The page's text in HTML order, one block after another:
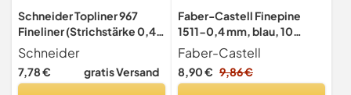
Schneider Topliner 967
Fineliner (Strichstärke 0,4
mm) 10er Etui sortiert
Schneider
7,78 € gratis Versand
Faber-Castell Finepine
1511-0,4 mm, blau, 10
Stifte
Faber-Castell
8,90 € 9,86 €